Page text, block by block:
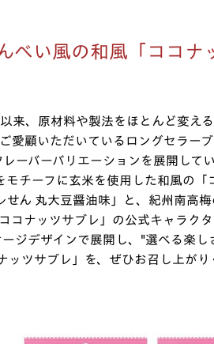
べい風の和風「ココナ
来、原材料や製法をほとんど変え
愛顧いただいているロングセラー
ーバーバリエーションを展開してい
チーフに玄米を使用した和風の「
ん 丸大豆醤油味」と、紀州南高
コナッツサブレ」の公式キャラク
ジデザインで展開し、"選べる楽し
ツサブレ」を、ぜひお召し上がり